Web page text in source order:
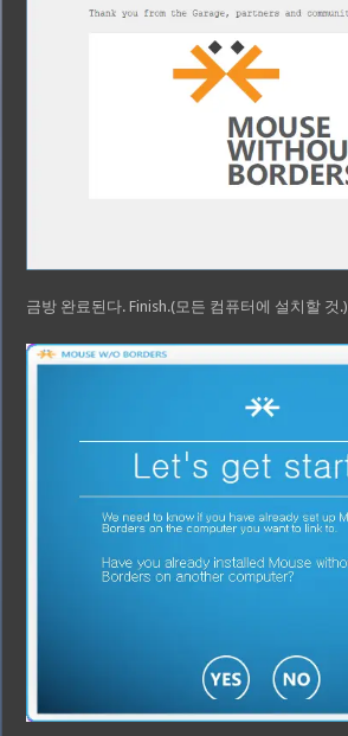
금방 완료된다. Finish.(모든 컴퓨터에 설치할 것.)